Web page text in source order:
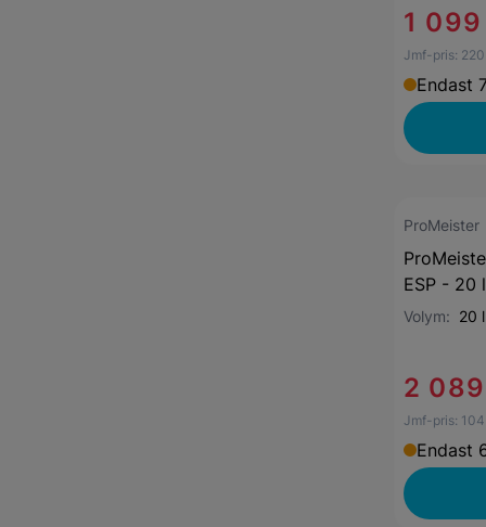
1
Jmf-pris: 220
Endast
ProMeister
ESP - 20 l
Volym: 20 l
2
Jmf-pris: 104
Endast